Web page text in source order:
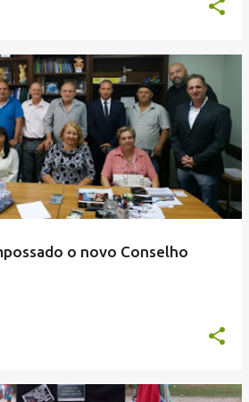
o novo Conselho